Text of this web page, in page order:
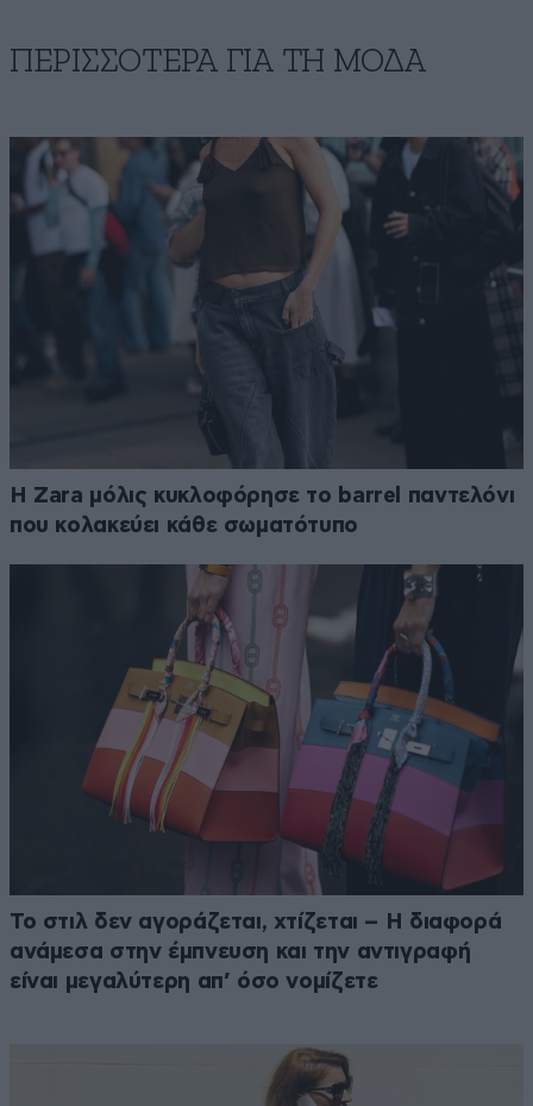
ΠΕΡΙΣΣΟΤΕΡΑ ΓΙΑ ΤΗ ΜΟΔΑ
Η Zara μόλις κυκλοφόρησε το barrel παντελόνι
που κολακεύει κάθε σωματότυπο
Το στιλ δεν αγοράζεται, χτίζεται – Η διαφορά
ανάμεσα στην έμπνευση και την αντιγραφή
είναι μεγαλύτερη απ’ όσο νομίζετε